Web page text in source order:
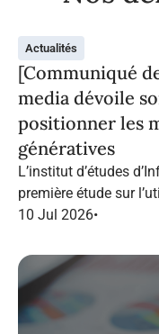
Actualités
[Communiqué
media dévoile
positionner les
génératives
L’institut d’études
première étude sur
dans le marketing B2B.
10 Jul 2026•